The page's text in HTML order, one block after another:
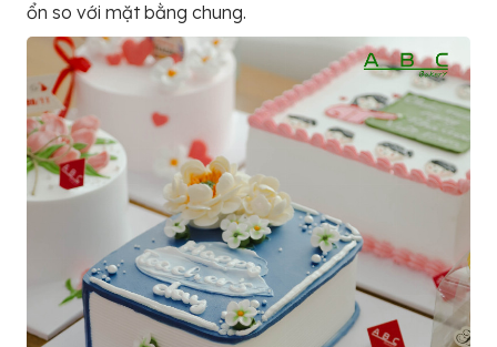
ổn so với mặt bằng chung.